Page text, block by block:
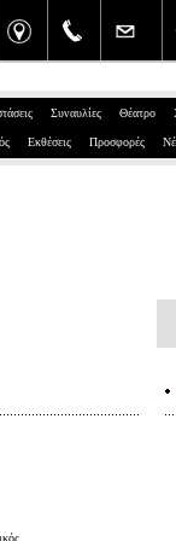
Συναυλίες Θέατρο
Εκθέσεις Προσφορές